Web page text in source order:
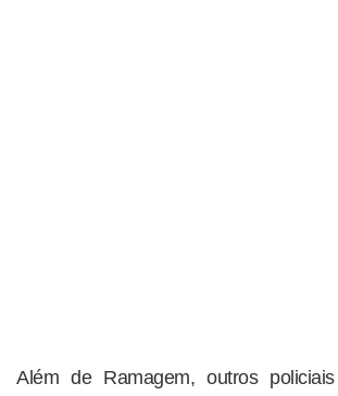
Além de Ramagem, outros